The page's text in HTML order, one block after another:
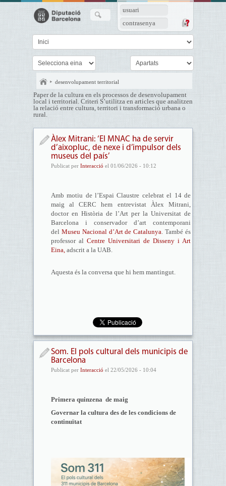
usuari
contrasenya
desenvolupament territorial
Paper de la cultura en els processos de desenvolupament
local i territorial. Criteri S’utilitza en articles que analitzen
la relació entre cultura, territori i transformació urbana o
rural.
Àlex Mitrani: ‘El MNAC ha de servir
d’aixopluc, de nexe i d’impulsor dels
museus del país’
Publicat per Interacció el 01/06/2026 - 10:12
Amb motiu de l’Espai Claustre celebrat el 14 de
maig al CERC hem entrevistat Àlex Mitrani,
doctor en Història de l’Art per la Universitat de
Barcelona i conservador d’art contemporani
del Museu Nacional d’Art de Catalunya. També és
professor al Centre Universitari de Disseny i Art
Eina,adscrit a la UAB.
Aquesta és la conversa que hi hem mantingut.
Som. El pols cultural dels municipis de
Barcelona
Publicat per Interacció el 22/05/2026 - 10:04
Primera quinzena de maig
Governar la cultura des de les condicions de
continuïtat